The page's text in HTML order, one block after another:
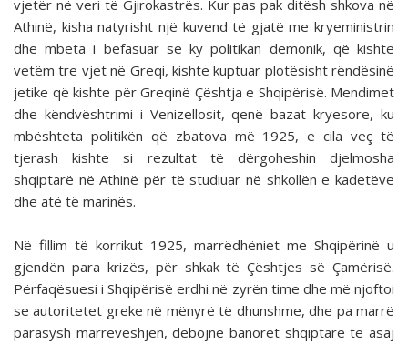
vjetër në veri të Gjirokastrës. Kur pas pak ditësh shkova në
Athinë, kisha natyrisht një kuvend të gjatë me kryeministrin
dhe mbeta i befasuar se ky politikan demonik, që kishte
vetëm tre vjet në Greqi, kishte kuptuar plotësisht rëndësinë
jetike që kishte për Greqinë Çështja e Shqipërisë. Mendimet
dhe këndvështrimi i Venizellosit, qenë bazat kryesore, ku
mbështeta politikën që zbatova më 1925, e cila veç të
tjerash kishte si rezultat të dërgoheshin djelmosha
shqiptarë në Athinë për të studiuar në shkollën e kadetëve
dhe atë të marinës.
Në fillim të korrikut 1925, marrëdhëniet me Shqipërinë u
gjendën para krizës, për shkak të Çështjes së Çamërisë.
Përfaqësuesi i Shqipërisë erdhi në zyrën time dhe më njoftoi
se autoritetet greke në mënyrë të dhunshme, dhe pa marrë
parasysh marrëveshjen, dëbojnë banorët shqiptarë të asaj